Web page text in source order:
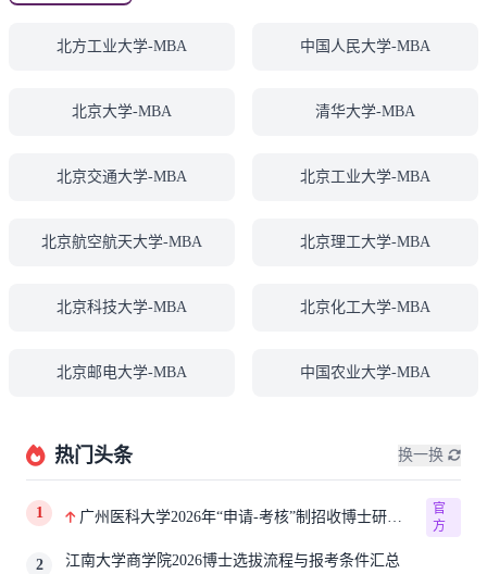
北方工业大学-MBA 中国人民大学-MBA
北京大学-MBA 清华大学-MBA
北京交通大学-MBA 北京工业大学-MBA
北京航空航天大学-MBA 北京理工大学-MBA
北京科技大学-MBA 北京化工大学-MBA
北京邮电大学-MBA 中国农业大学-MBA
热门头条 换一换
1
广州医科大学2026年“申请-考核”制招收博士研究
官
方
2 江南大学商学院2026博士选拔流程与报考条件汇总